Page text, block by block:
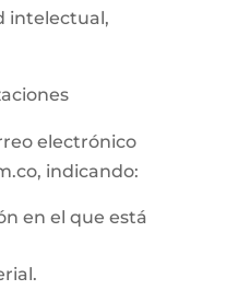
intelectual,
electrónico
indicando:
en el que está